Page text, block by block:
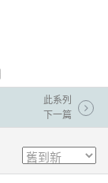
此系列
下一篇